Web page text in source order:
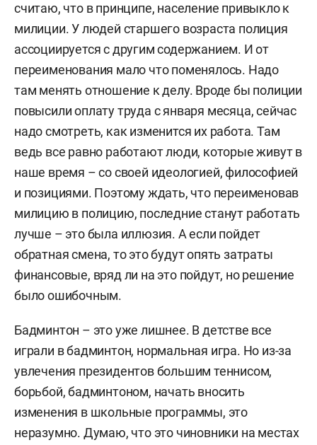
считаю, что в принципе, население привыкло к
милиции. У людей старшего возраста полиция
ассоциируется с другим содержанием. И от
переименования мало что поменялось. Надо
там менять отношение к делу. Вроде бы полиции
повысили оплату труда с января месяца, сейчас
надо смотреть, как изменится их работа. Там
ведь все равно работают люди, которые живут в
наше время – со своей идеологией, философией
и позициями. Поэтому ждать, что переименовав
милицию в полицию, последние станут работать
лучше – это была иллюзия. А если пойдет
обратная смена, то это будут опять затраты
финансовые, вряд ли на это пойдут, но решение
было ошибочным.
Бадминтон – это уже лишнее. В детстве все
играли в бадминтон, нормальная игра. Но из-за
увлечения президентов большим теннисом,
борьбой, бадминтоном, начать вносить
изменения в школьные программы, это
неразумно. Думаю, что это чиновники на местах